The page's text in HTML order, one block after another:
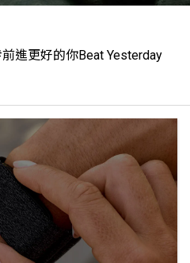
進更好的你Beat Yesterday